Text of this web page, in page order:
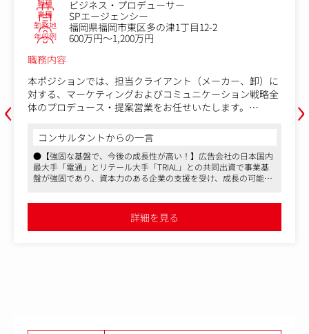
‹
職種 ビジネス・プロデューサー
業種 SPエージェンシー
勤務地 福岡県福岡市東区多の津1丁目12-2
年収例
600万円～1,200万円
職務内容
本ポジションでは、担当クライアント（メーカー、卸）に
対する、マーケティングおよびコミュニケーション戦略全
体のプロデュース・提案営業をお任せいたします。
グ全体の戦略を描き、実践していくことが求められるポジ
ションとなります。
＜具体的な業務内容＞
（雇い入れ直後）
・簡易的なデータ分析業務
コンサルタントからの一言
●【強固な基盤で、今後の成長性が高い！】広告会社の日本国内
最大手「電通」とリテール大手「TRIAL」との共同出資で事業基
盤が強固であり、資本力のある企業の支援を受け、成長の可能性
ーケティングノウハウと、TRIAL（リテール大手） の購買データ
や流通ネットワークを活用し、店頭とデジタルを融合させるリテ
ールマーケティングの最前線に挑むことができます
詳細を見る
›